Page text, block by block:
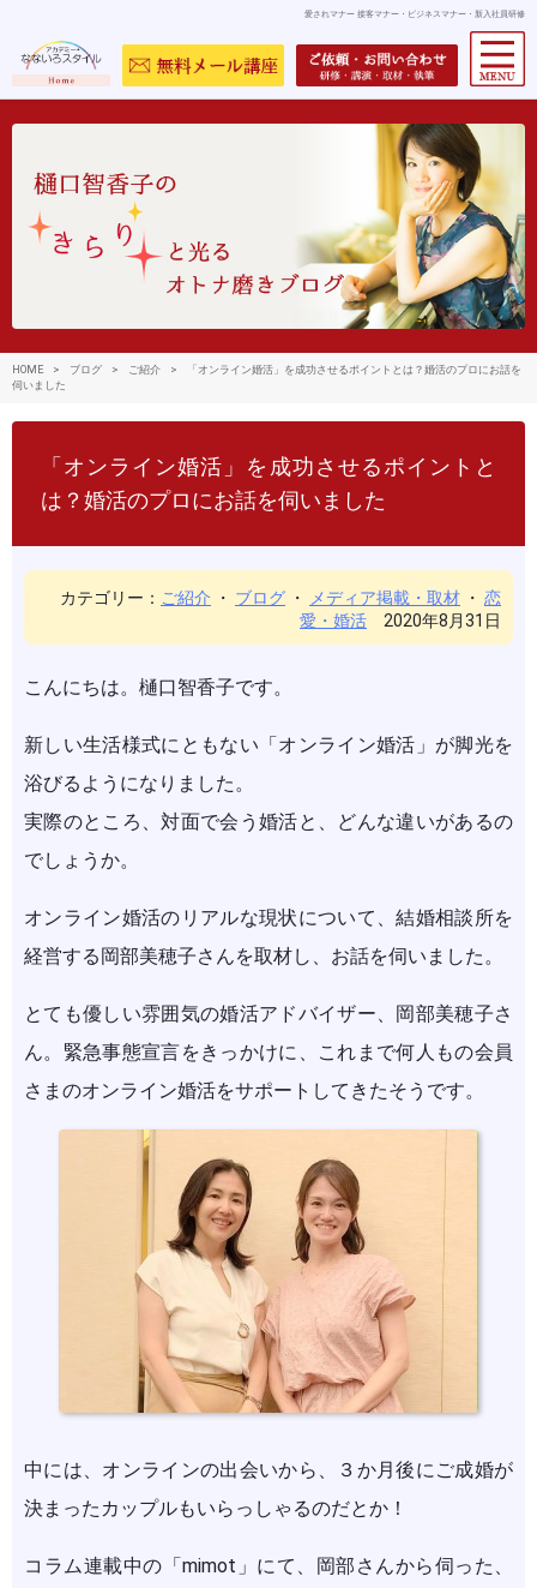
愛されマナー 接客マナー・ビジネスマナー・新入社員研修
HOME > ブログ > ご紹介 >
「オンライン婚活」を成功させるポイントとは？婚活のプロにお話を
伺いました
「オンライン婚活」を成功させるポイントと
は？婚活のプロにお話を伺いました
カテゴリー： ご紹介 ・ ブログ ・ メディア掲載・取材 ・ 恋
愛・婚活 2020年8月31日
こんにちは。樋口智香子です。
新しい生活様式にともない「オンライン婚活」が脚光を
浴びるようになりました。
実際のところ、対面で会う婚活と、どんな違いがあるの
でしょうか。
オンライン婚活のリアルな現状について、結婚相談所を
経営する岡部美穂子さんを取材し、お話を伺いました。
とても優しい雰囲気の婚活アドバイザー、岡部美穂子さ
ん。緊急事態宣言をきっかけに、これまで何人もの会員
さまのオンライン婚活をサポートしてきたそうです。
中には、オンラインの出会いから、３か月後にご成婚が
決まったカップルもいらっしゃるのだとか！
コラム連載中の「mimot」にて、岡部さんから伺った、